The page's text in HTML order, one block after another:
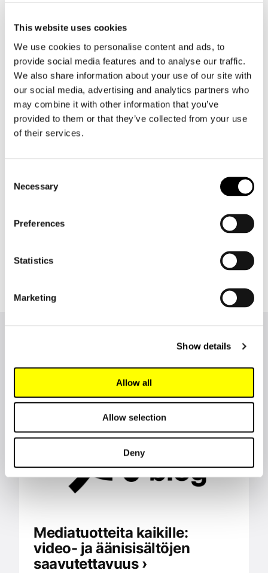
This website uses cookies
We use cookies to personalise content and ads, to
provide social media features and to analyse our traffic.
We also share information about your use of our site with
our social media, advertising and analytics partners who
may combine it with other information that you’ve
provided to them or that they’ve collected from your use
of their services.
Selection
Necessary
Preferences
Statistics
Marketing
Show details
Allow all
Allow selection
Deny
täytettävä niille asetetut vaatimukset.
Parhaaseen lopputulokseen päästään hyvällä ja
toimivalla yhteistyöllä. On tärkeää, että
vaatimukset ja odotukset ilmaistaan selkeästi,
mahdollisista ongelmista viestitään avoimesti ja
oikea-aikaisesti, palautetta annetaan rakentavassa
hengessä, ja pyritään yhteistyössä kehittämään
prosessia kaikkien kannalta toimivampaan
suuntaan. Yhteistyö on avain onnistumiseen!
Kategoriat:
Jaa
Lisää uutisia Lingsoftilta
Mediatuotteita kaikille:
video- ja äänisisältöjen
saavutettavuus ›